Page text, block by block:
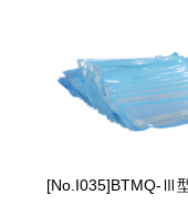
[No.I035]BTMQ-Ⅲ